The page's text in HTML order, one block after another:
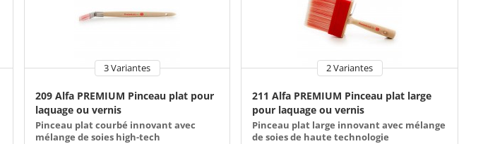
3 Variantes
209 Alfa PREMIUM Pinceau plat pour
laquage ou vernis
Pinceau plat courbé innovant avec
mélange de soies high-tech
2 Variantes
211 Alfa PREMIUM Pinceau plat large
pour laquage ou vernis
Pinceau plat large innovant avec mélange
de soies de haute technologie